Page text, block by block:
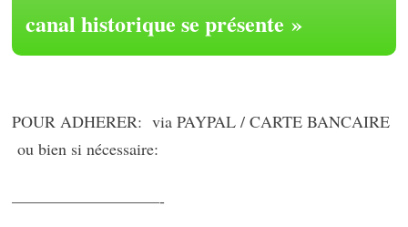
canal historique se présente »
POUR ADHERER: via PAYPAL / CARTE BANCAIRE
ou bien si nécessaire:
—————————-